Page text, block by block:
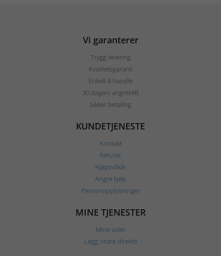
Vi garanterer
Trygg levering
Kvalitetsgaranti
Enkelt å handle
30 dagers angrerett
Sikker betaling
KUNDETJENESTE
Kontakt
Returer
Kjøpsvilkår
Angre kjøp
Personopplysninger
MINE TJENESTER
Mine sider
Legg ordre direkte